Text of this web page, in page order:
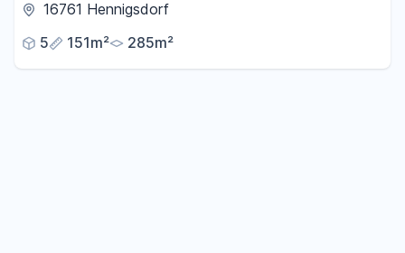
Doppelhaushälfte am Hafen
16761 Hennigsdorf
5
151m² 285m²